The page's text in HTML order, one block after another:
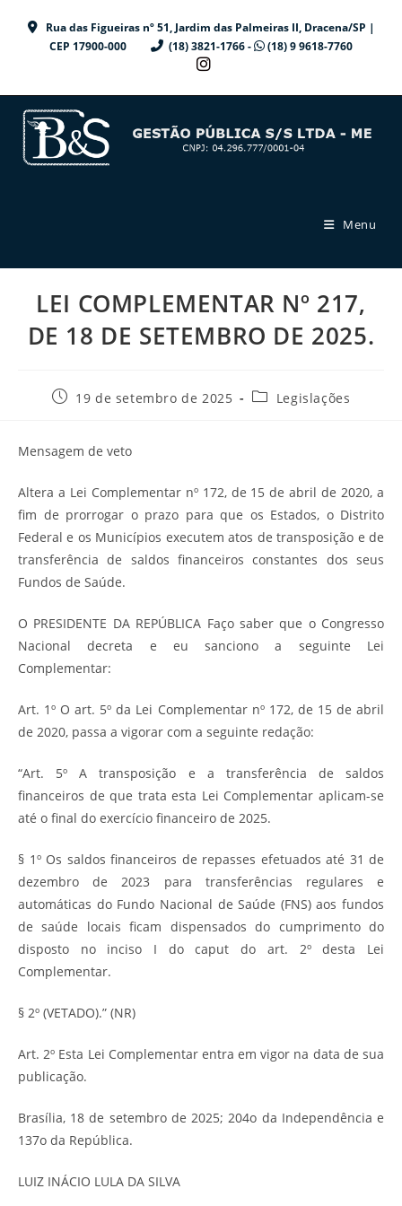
Rua das Figueiras nº 51, Jardim das Palmeiras II, Dracena/SP |
CEP 17900-000
(18) 3821-1766 - (18) 9 9618-7760
Menu
LEI COMPLEMENTAR Nº 217,
DE 18 DE SETEMBRO DE 2025.
Post19 de setembro de 2025
Categoria
Legislações
Mensagem de veto
Altera a Lei Complementar nº 172, de 15 de abril de 2020, a
fim de prorrogar o prazo para que os Estados, o Distrito
Federal e os Municípios executem atos de transposição e de
transferência de saldos financeiros constantes dos seus
Fundos de Saúde.
O PRESIDENTE DA REPÚBLICA Faço saber que o Congresso
Nacional decreta e eu sanciono a seguinte Lei
Complementar:
Art. 1º O art. 5º da Lei Complementar nº 172, de 15 de abril
de 2020, passa a vigorar com a seguinte redação:
“Art. 5º A transposição e a transferência de saldos
financeiros de que trata esta Lei Complementar aplicam-se
até o final do exercício financeiro de 2025.
§ 1º Os saldos financeiros de repasses efetuados até 31 de
dezembro de 2023 para transferências regulares e
automáticas do Fundo Nacional de Saúde (FNS) aos fundos
de saúde locais ficam dispensados do cumprimento do
disposto no inciso I do caput do art. 2º desta Lei
Complementar.
§ 2º (VETADO).” (NR)
Art. 2º Esta Lei Complementar entra em vigor na data de sua
publicação.
Brasília, 18 de setembro de 2025; 204o da Independência e
137o da República.
LUIZ INÁCIO LULA DA SILVA